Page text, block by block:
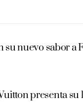
su nuevo sabor a
presenta su